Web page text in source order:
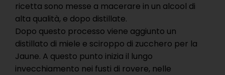
ricetta sono messe a macerare in un alcool di
alta qualità, e dopo distillate.
Dopo questo processo viene aggiunto un
distillato di miele e sciroppo di zucchero per la
Jaune. A questo punto inizia il lungo
invecchiamento nei fusti di rovere, nelle